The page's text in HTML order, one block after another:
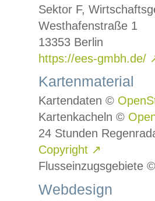
Sektor F,
Westhafenstraße 1
13353 Berlin
https://ees-gmbh.de/
Kartenmaterial
Kartendaten ©
Kartenkacheln ©
24 Stunden
Copyright ↗
Flusseinzugsgebiete
Webdesign